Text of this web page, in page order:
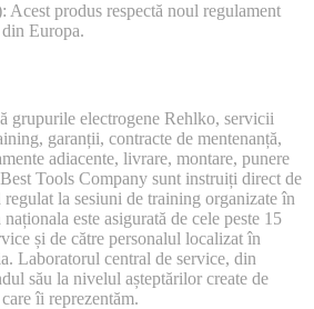
produs respectă noul regulament
Europa.
grupurile electrogene Rehlko, servicii
garanții, contracte de mentenanță,
adiacente, livrare, montare, punere
Tools Company sunt instruiți direct de
la sesiuni de training organizate în
este asigurată de cele peste 15
și de către personalul localizat în
Laboratorul central de service, din
său la nivelul așteptărilor create de
îi reprezentăm.